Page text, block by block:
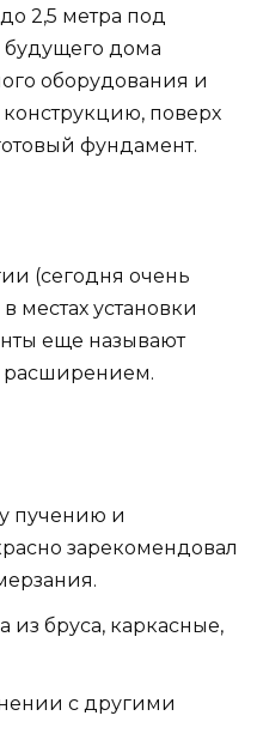
2,5 метра под
будущего дома
оборудования и
поверх
фундамент.
(сегодня очень
местах установки
еще называют
расширением.
пучению и
зарекомендовал
из бруса, каркасные,
с другими